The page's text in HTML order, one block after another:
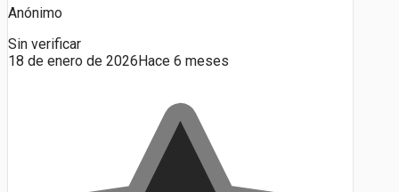
Anónimo
Sin verificar
18 de enero de 2026Hace 6 meses